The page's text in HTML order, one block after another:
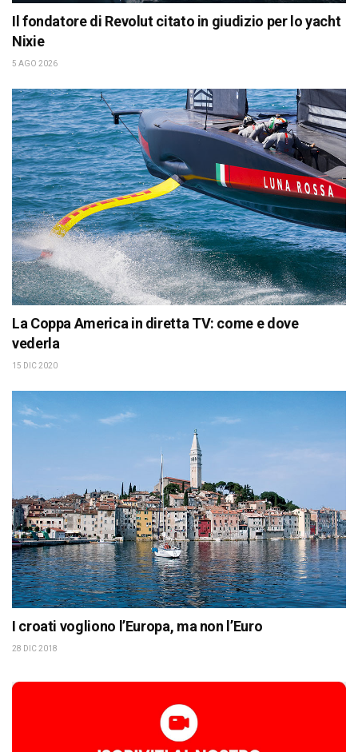
Il fondatore di Revolut citato in giudizio per lo yacht
Nixie
5 AGO 2026
La Coppa America in diretta TV: come e dove
vederla
15 DIC 2020
I croati vogliono l’Europa, ma non l’Euro
28 DIC 2018